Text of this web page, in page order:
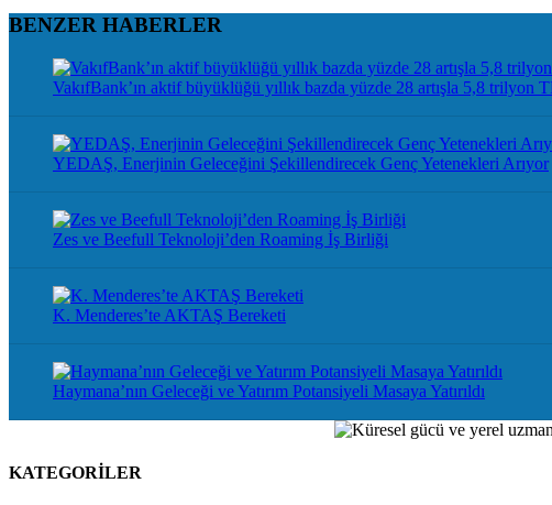
BENZER HABERLER
VakıfBank’ın aktif büyüklüğü yıllık bazda yüzde 28 artışla 5,8 trilyon
YEDAŞ, Enerjinin Geleceğini Şekillendirecek Genç Yetenekleri Arıyor
Zes ve Beefull Teknoloji’den Roaming İş Birliği
K. Menderes’te AKTAŞ Bereketi
Haymana’nın Geleceği ve Yatırım Potansiyeli Masaya Yatırıldı
KATEGORİLER